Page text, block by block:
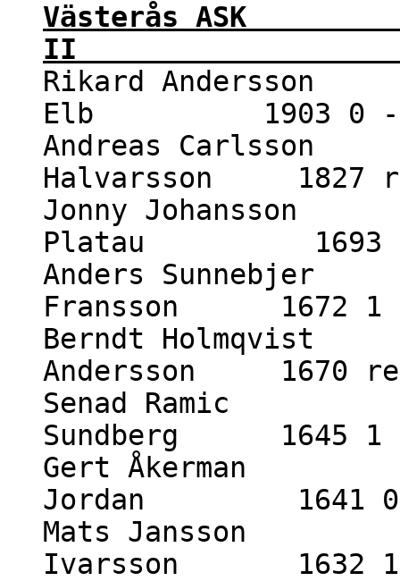
Västerås
II 5 -
Rikard Andersson
Elb 1903 0 -
Andreas Carlsson
Halvarsson 1827
Jonny Johansson
Platau 1693
Anders Sunnebjer
Fransson 1672 1
Berndt Holmqvist
Andersson 1670
Senad Ramic
Sundberg 1645 1
Gert Åkerman
Jordan 1641 0
Mats Jansson
Ivarsson 1632